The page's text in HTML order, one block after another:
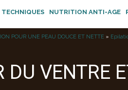
TECHNIQUES NUTRITION ANTI-AGE
POUR UNE PEAU DOUCE ET NETTE »
DU VENTRE